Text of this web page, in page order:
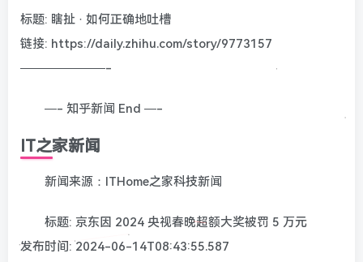
标题: 瞎扯 · 如何正确地吐槽
链接: https://daily.zhihu.com/story/9773157
———————-
—- 知乎新闻 End —-
IT之家新闻
新闻来源：ITHome之家科技新闻
标题: 京东因 2024 央视春晚超额大奖被罚 5 万元
发布时间: 2024-06-14T08:43:55.587